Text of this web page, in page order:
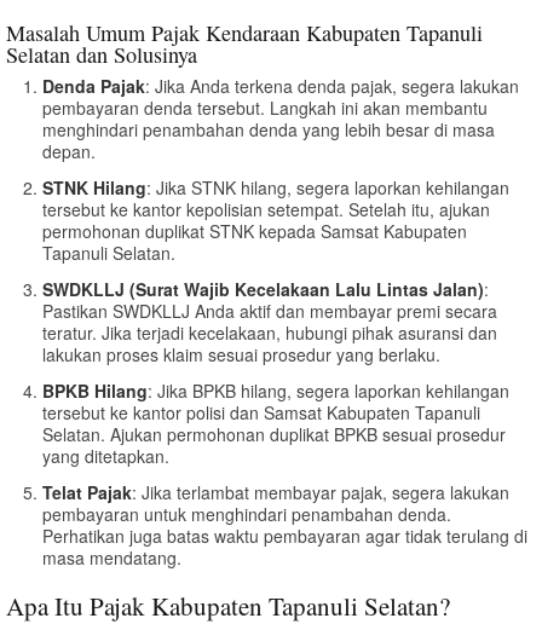
Masalah Umum Pajak Kendaraan Kabupaten Tapanuli
Selatan dan Solusinya
Denda Pajak: Jika Anda terkena denda pajak, segera lakukan
pembayaran denda tersebut. Langkah ini akan membantu
menghindari penambahan denda yang lebih besar di masa
depan.
STNK Hilang: Jika STNK hilang, segera laporkan kehilangan
tersebut ke kantor kepolisian setempat. Setelah itu, ajukan
permohonan duplikat STNK kepada Samsat Kabupaten
Tapanuli Selatan.
SWDKLLJ (Surat Wajib Kecelakaan Lalu Lintas Jalan):
Pastikan SWDKLLJ Anda aktif dan membayar premi secara
teratur. Jika terjadi kecelakaan, hubungi pihak asuransi dan
lakukan proses klaim sesuai prosedur yang berlaku.
BPKB Hilang: Jika BPKB hilang, segera laporkan kehilangan
tersebut ke kantor polisi dan Samsat Kabupaten Tapanuli
Selatan. Ajukan permohonan duplikat BPKB sesuai prosedur
yang ditetapkan.
Telat Pajak: Jika terlambat membayar pajak, segera lakukan
pembayaran untuk menghindari penambahan denda.
Perhatikan juga batas waktu pembayaran agar tidak terulang di
masa mendatang.
Apa Itu Pajak Kabupaten Tapanuli Selatan?